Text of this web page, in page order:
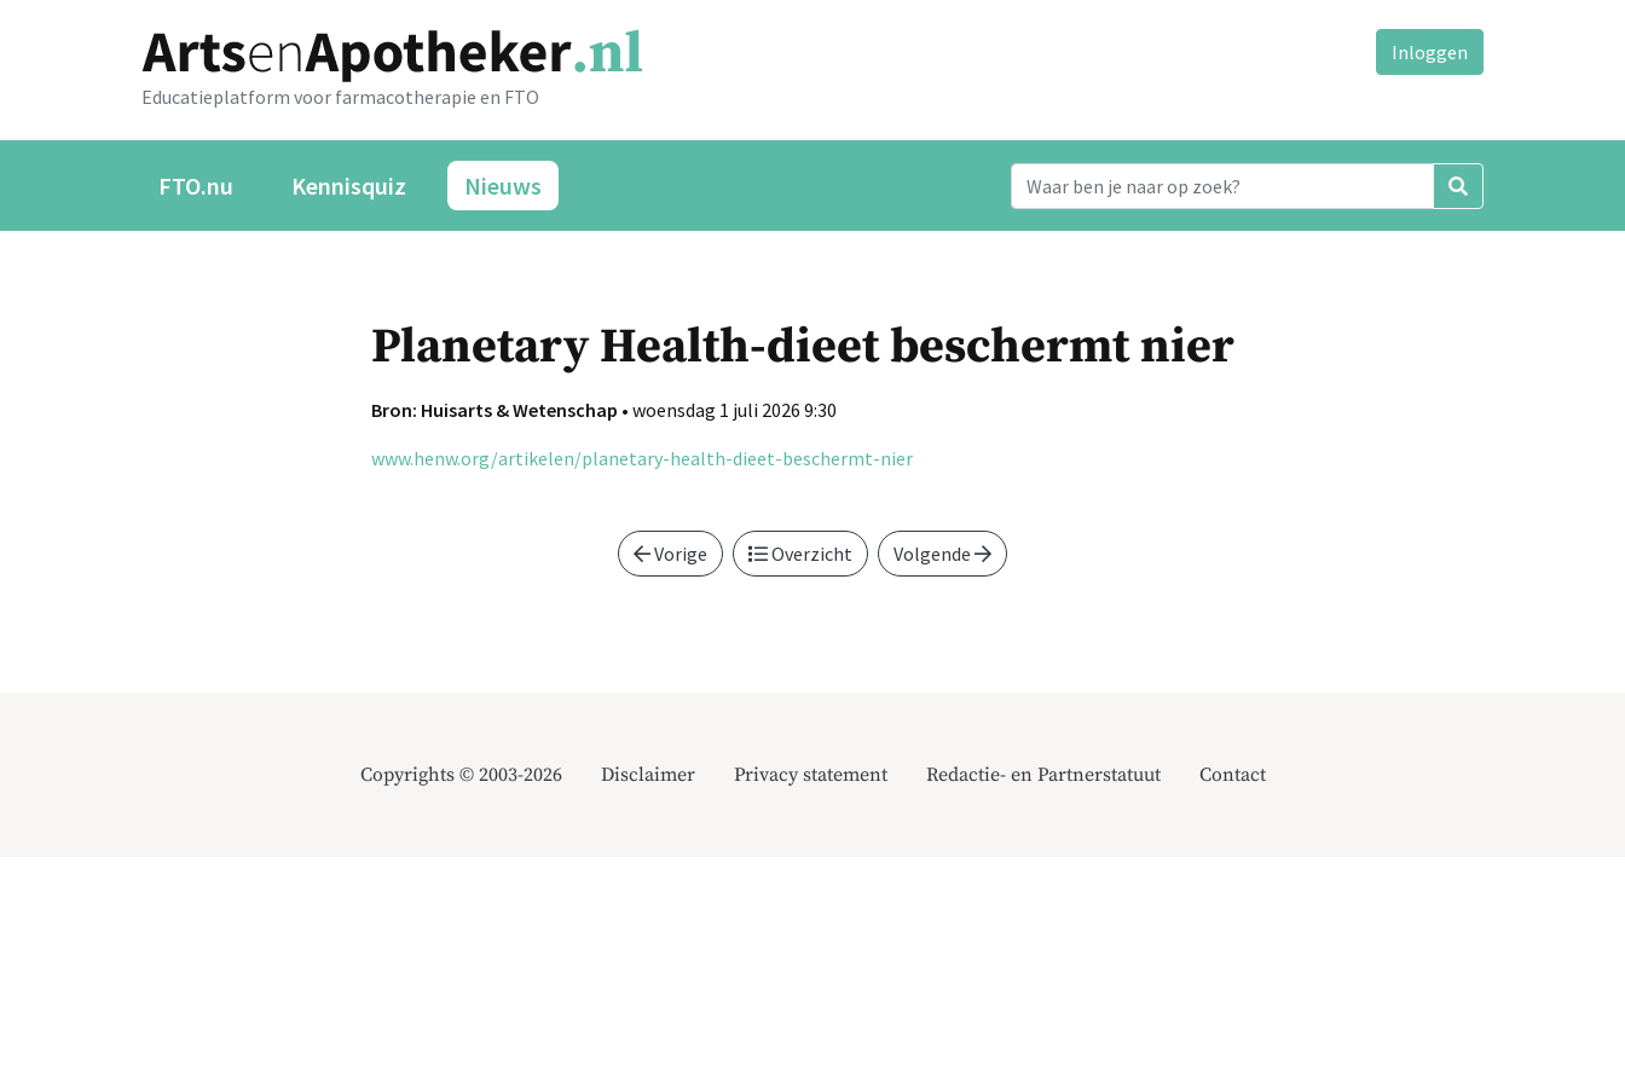
Educatieplatform voor farmacotherapie en FTO
Inloggen
FTO.nu Kennisquiz Nieuws
Planetary Health-dieet beschermt nier
Bron: Huisarts & Wetenschap • woensdag 1 juli 2026 9:30
www.henw.org/artikelen/planetary-health-dieet-beschermt-nier
Vorige Overzicht Volgende
Copyrights © 2003-2026 Disclaimer Privacy statement Redactie- en Partnerstatuut Contact